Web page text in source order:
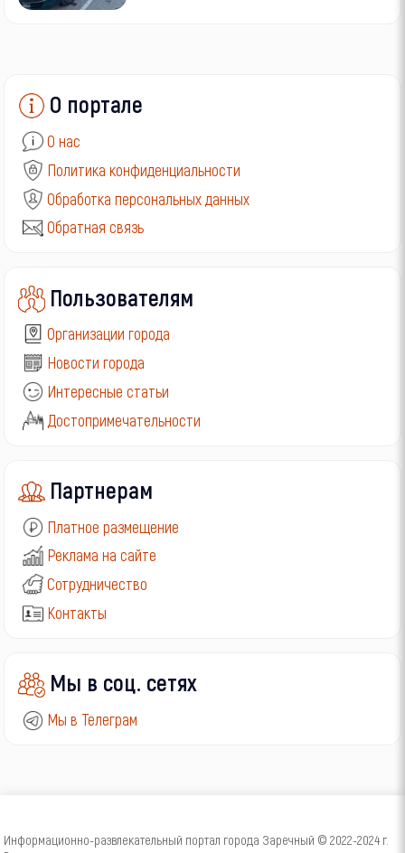
О портале
О нас
Политика конфиденциальности
Обработка персональных данных
Обратная связь
Пользователям
Организации города
Новости города
Интересные статьи
Достопримечательности
Партнерам
Платное размещение
Реклама на сайте
Сотрудничество
Контакты
Мы в соц. сетях
Мы в Телеграм
Информационно-развлекательный портал города Заречный © 2022-2024 г.